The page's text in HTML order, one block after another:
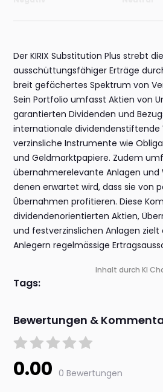
Der KIRIX Substitution Plus strebt
ausschüttungsfähiger Erträge
breit gefächertes Spektrum von
Sein Portfolio umfasst Aktien von
garantierten Dividenden und
internationale dividendenstiftende
verzinsliche Instrumente wie
und Geldmarktpapiere. Zudem
übernahmerelevante Anlagen und
denen erwartet wird, dass sie von
Übernahmen profitieren. Diese
dividendenorientierten Aktien,
und festverzinslichen Anlagen zielt
Anlegern regelmässige
Inhalt durch KI
Tags:
Bewertungen &
0.00 0 Bewertungen